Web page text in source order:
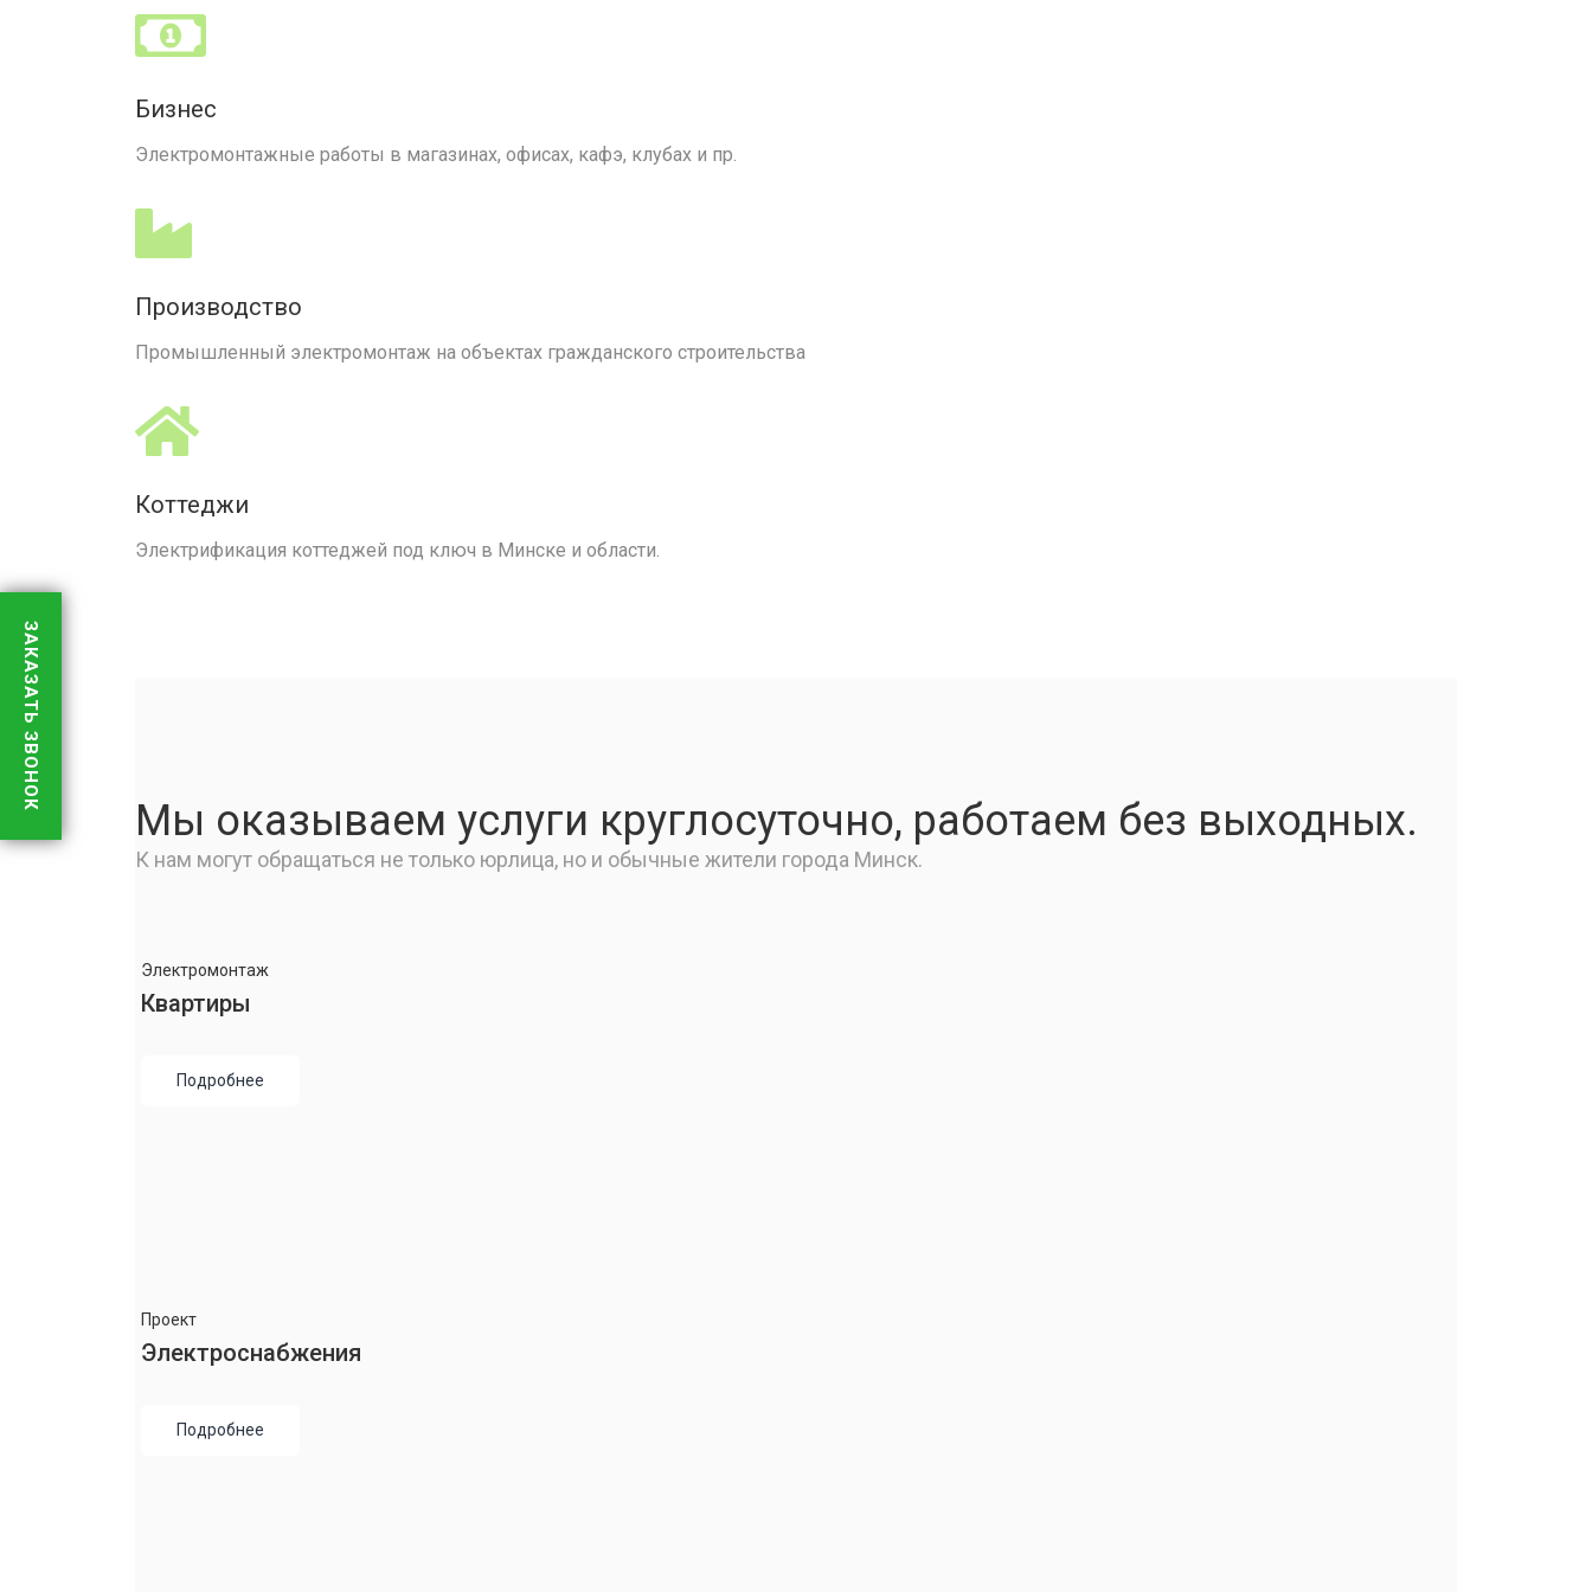
Бизнес
Электромонтажные работы в магазинах, офисах, кафэ, клубах и пр.
Производство
Промышленный электромонтаж на объектах гражданского строительства
Коттеджи
Электрификация коттеджей под ключ в Минске и области.
Мы оказываем услуги круглосуточно, работаем без выходных.
К нам могут обращаться не только юрлица, но и обычные жители города Минск.
Электромонтаж
Квартиры
Подробнее
Проект
Электроснабжения
Подробнее
ЗАКАЗАТЬ ЗВОНОК